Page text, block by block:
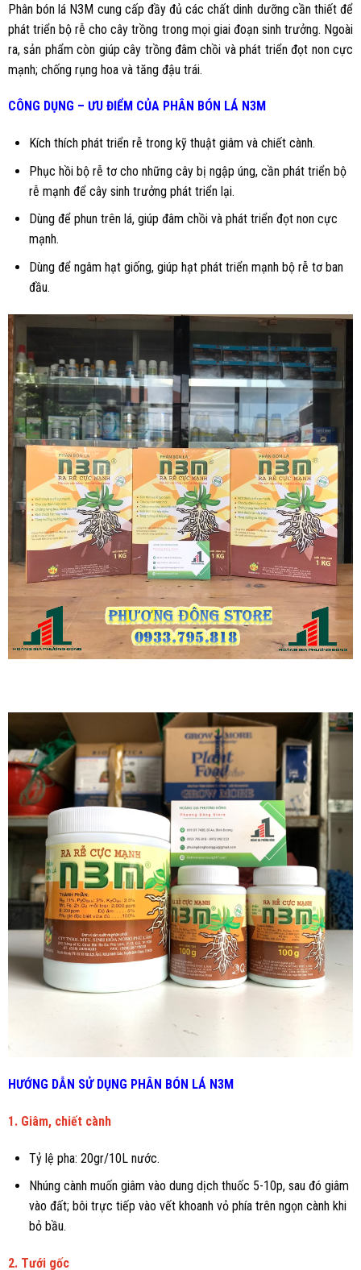
Phân bón lá N3M cung cấp đầy đủ các chất dinh dưỡng cần thiết để
phát triển bộ rễ cho cây trồng trong mọi giai đoạn sinh trưởng. Ngoài
ra, sản phẩm còn giúp cây trồng đâm chồi và phát triển đọt non cực
mạnh; chống rụng hoa và tăng đậu trái.
CÔNG DỤNG – ƯU ĐIỂM CỦA PHÂN BÓN LÁ N3M
Kích thích phát triển rễ trong kỹ thuật giâm và chiết cành.
Phục hồi bộ rễ tơ cho những cây bị ngập úng, cần phát triển bộ
rễ mạnh để cây sinh trưởng phát triển lại.
Dùng để phun trên lá, giúp đâm chồi và phát triển đọt non cực
mạnh.
Dùng để ngâm hạt giống, giúp hạt phát triển mạnh bộ rễ tơ ban
đầu.
HƯỚNG DẪN SỬ DỤNG PHÂN BÓN LÁ N3M
1. Giâm, chiết cành
Tỷ lệ pha: 20gr/10L nước.
Nhúng cành muốn giâm vào dung dịch thuốc 5-10p, sau đó giâm
vào đất; bôi trực tiếp vào vết khoanh vỏ phía trên ngọn cành khi
bỏ bầu.
2. Tưới gốc